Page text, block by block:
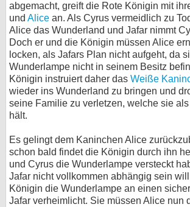
abgemacht, greift die Rote Königin mit
und Alice an. Als Cyrus vermeidlich zu
Alice das Wunderland und Jafar nimmt
Doch er und die Königin müssen Alice
locken, als Jafars Plan nicht aufgeht, da
Wunderlampe nicht in seinem Besitz
Königin instruiert daher das Weiße
wieder ins Wunderland zu bringen und
seine Familie zu verletzen, welche sie
hält.
Es gelingt dem Kaninchen Alice
schon bald findet die Königin durch ihn
und Cyrus die Wunderlampe versteckt
Jafar nicht vollkommen abhängig sein
Königin die Wunderlampe an einen
Jafar verheimlicht. Sie müssen Alice nun